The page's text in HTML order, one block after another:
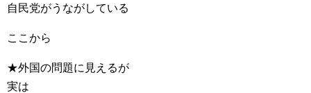
自民党がうながしている
ここから
★外国の問題に見えるが
実は